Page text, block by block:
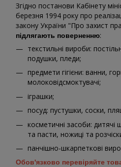
Згідно постанови Кабінету
березня 1994 року про
закону України "Про захист
підлягають поверненню:
текстильні вироби:
подушки, пледи;
предмети гігієни: ванни,
молоковідсмоктувачі;
іграшки;
посуд: пустушки, соски,
косметичні засоби: дитячі
та пасти, ножиці та
панчішно-шкарпеткові
Обов'язково перевіряйте